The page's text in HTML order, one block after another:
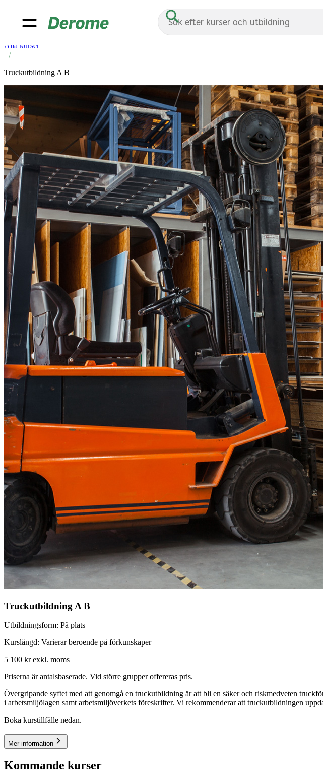
Start
Alla kurser
Anläggning
Bygg
Logistik
Brandskydd
Industri
Skog
Utbildningar
Alla kurser
/
Truckutbildning A B
Truckutbildning A B
Utbildningsform: På plats
Kurslängd: Varierar beroende på förkunskaper
5 100 kr exkl. moms
Priserna är antalsbaserade. Vid större grupper offereras pris.
Övergripande syftet med att genomgå en truckutbildning är att bli en säker och riskmedveten
i arbetsmiljölagen samt arbetsmiljöverkets föreskrifter. Vi rekommenderar att truckutbildningen
Boka kurstillfälle nedan.
Mer information
Kommande kurser